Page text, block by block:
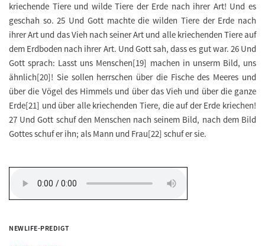
kriechende Tiere und wilde Tiere der Erde nach ihrer Art! Und es
geschah so. 25 Und Gott machte die wilden Tiere der Erde nach
ihrer Art und das Vieh nach seiner Art und alle kriechenden Tiere auf
dem Erdboden nach ihrer Art. Und Gott sah, dass es gut war. 26 Und
Gott sprach: Lasst uns Menschen[19] machen in unserm Bild, uns
ähnlich[20]! Sie sollen herrschen über die Fische des Meeres und
über die Vögel des Himmels und über das Vieh und über die ganze
Erde[21] und über alle kriechenden Tiere, die auf der Erde kriechen!
27 Und Gott schuf den Menschen nach seinem Bild, nach dem Bild
Gottes schuf er ihn; als Mann und Frau[22] schuf er sie.
NEWLIFE-PREDIGT